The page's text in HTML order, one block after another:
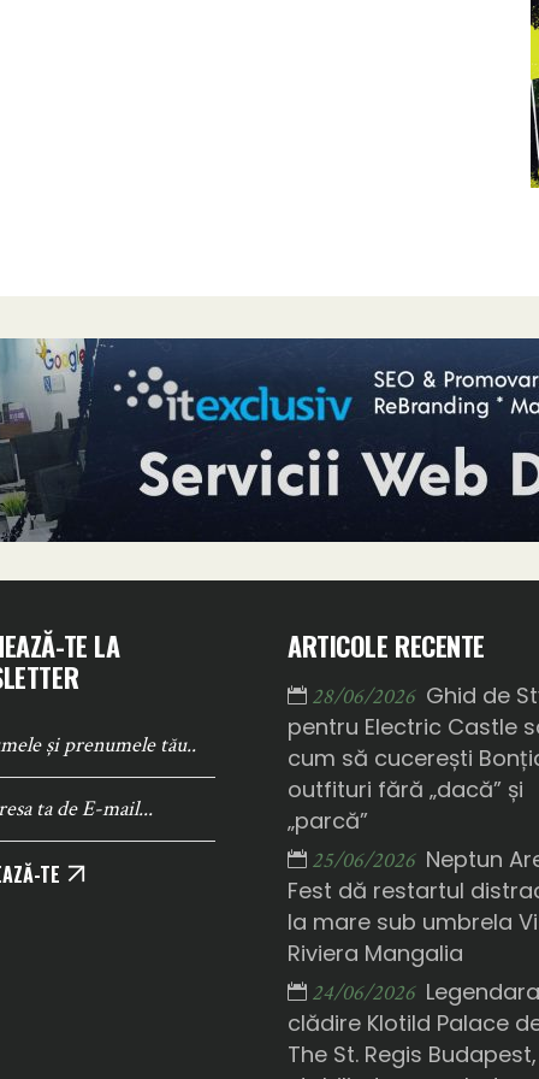
TE LA
TE
ARTICOLE RECENTE
28/06/2026 Ghid de
pentru Electric Castle
cum să cucerești
outfituri fără „dacă” și
„parcă”
25/06/2026 Neptun
Fest dă restartul
la mare sub umbrela
Riviera Mangalia
24/06/2026 Legendara
clădire Klotild Palace
The St. Regis Budapest,